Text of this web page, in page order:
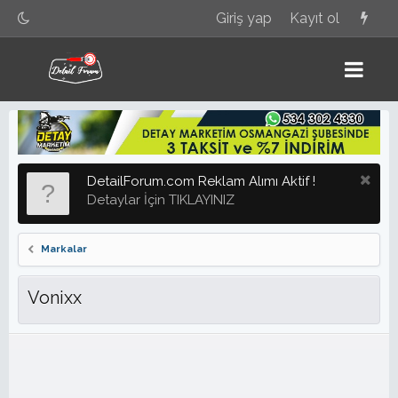
Giriş yap Kayıt ol
DetailForum.com Reklam Alımı Aktif !
Detaylar İçin TIKLAYINIZ
Markalar
Vonixx